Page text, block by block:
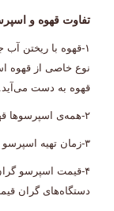
تفاوت قهوه و
۱-قهوه با ریختن
نوع خاصی از قهوه
قهوه به دست می‌آید.
۲-همه‌ی اسپرسوها قهوه هستند، امّا همه‌ی قهوه‌ها اسپرسو نیستند.
۳-زمان تهیه اسپرسو بسیار کوتاه‌تر از قهوه است.
۴-قیمت اسپرسو
دستگاه‌های گران